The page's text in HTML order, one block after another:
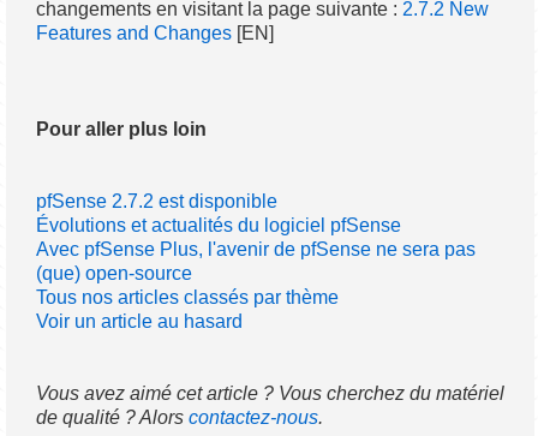
changements en visitant la page suivante : 2.7.2 New
Features and Changes [EN]
Pour aller plus loin
pfSense 2.7.2 est disponible
Évolutions et actualités du logiciel pfSense
Avec pfSense Plus, l'avenir de pfSense ne sera pas
(que) open-source
Tous nos articles classés par thème
Voir un article au hasard
Vous avez aimé cet article ? Vous cherchez du matériel
de qualité ? Alorscontactez-nous.